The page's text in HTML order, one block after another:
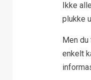
Ikke
plukke
Men
enkelt